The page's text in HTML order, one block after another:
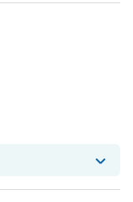
hôtel a repondu au